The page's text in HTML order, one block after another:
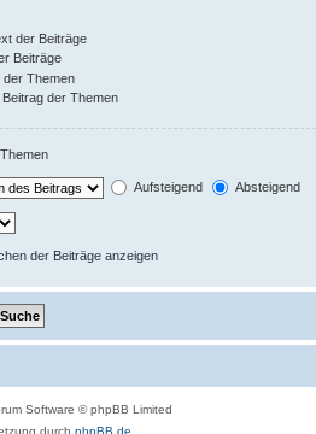
der Beiträge
Beiträge
der Themen
der Themen
Themen
Aufsteigend Absteigend
der Beiträge anzeigen
Software © phpBB Limited
durch phpBB.de